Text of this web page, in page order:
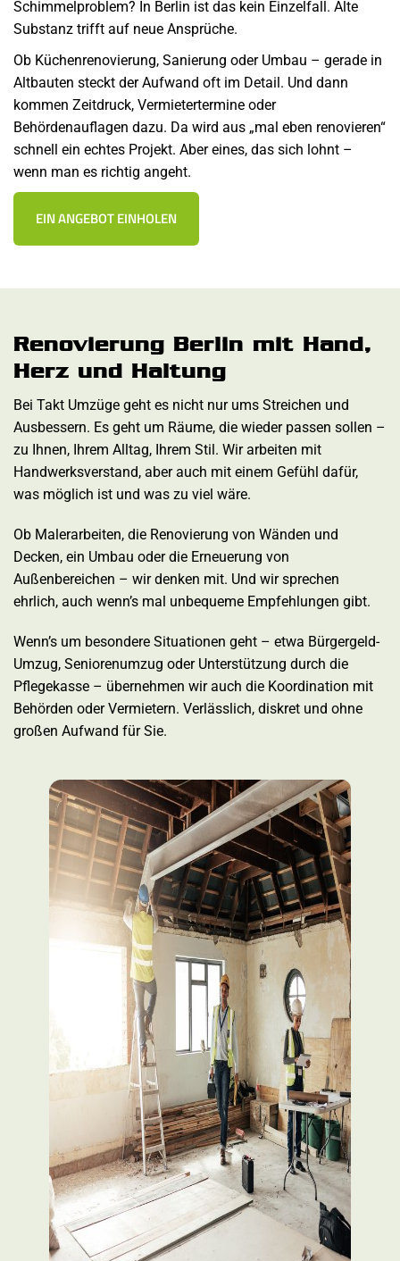
Schimmelproblem? In Berlin ist das kein Einzelfall. Alte
Substanz trifft auf neue Ansprüche.
Ob Küchenrenovierung, Sanierung oder Umbau – gerade in
Altbauten steckt der Aufwand oft im Detail. Und dann
kommen Zeitdruck, Vermietertermine oder
Behördenauflagen dazu. Da wird aus „mal eben renovieren“
schnell ein echtes Projekt. Aber eines, das sich lohnt –
wenn man es richtig angeht.
EIN ANGEBOT EINHOLEN
Renovierung Berlin mit Hand,
Herz und Haltung
Bei Takt Umzüge geht es nicht nur ums Streichen und
Ausbessern. Es geht um Räume, die wieder passen sollen –
zu Ihnen, Ihrem Alltag, Ihrem Stil. Wir arbeiten mit
Handwerksverstand, aber auch mit einem Gefühl dafür,
was möglich ist und was zu viel wäre.
Ob Malerarbeiten, die Renovierung von Wänden und
Decken, ein Umbau oder die Erneuerung von
Außenbereichen – wir denken mit. Und wir sprechen
ehrlich, auch wenn’s mal unbequeme Empfehlungen gibt.
Wenn’s um besondere Situationen geht – etwa Bürgergeld-
Umzug, Seniorenumzug oder Unterstützung durch die
Pflegekasse – übernehmen wir auch die Koordination mit
Behörden oder Vermietern. Verlässlich, diskret und ohne
großen Aufwand für Sie.